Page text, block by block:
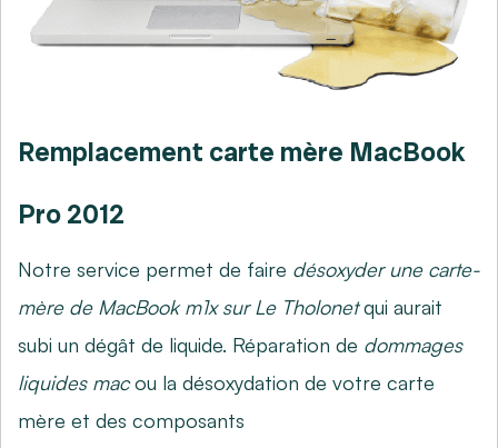
Remplacement carte mère MacBook
Pro 2012
Notre service permet de faire désoxyder une carte-
mère de MacBook m1x sur Le Tholonetqui aurait
subi un dégât de liquide. Réparation de dommages
liquides macou la désoxydation de votre carte
mère et des composants